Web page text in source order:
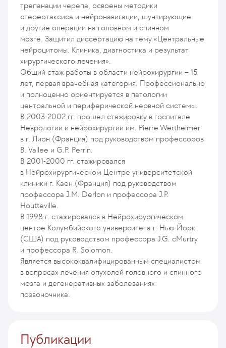
трепанации черепа, освоены методики
стереотаксиса и нейронавигации, шунтирующие
и другие операции на головном и спинном
мозге. Защитил диссертацию на тему «Центральные
нейроцитомы. Клиника, диагностика и результат
хирургического лечения».
Общий стаж работы в области нейрохирургии – 15
лет, первая врачебная категория. Профессионально
и полноценно ориентируется в патологии
центральной и периферической нервной системы.
В 2003-2002 гг. прошел стажировку в госпитале
Неврологии и нейрохирургии им. Pierre Wertheimer
в г. Лион (Франция) под руководством профессоров
B. Vallee и G.P. Perrin.
В 2001-2000 гг. стажировался
в Нейрохирургическом Центре университетской
клиники г. Каен (Франция) под руководством
профессора J.M. Derlon и профессора J.P.
Houtteville.
В 1998 г. стажировался в Нейрохирургическом
центре Колумбийского университета г. Нью-Йорк
(США) под руководством профессора J.G. cMurtry
и профессора R. Solomon.
Является высококвалифицированным специалистом
в вопросах лечения опухолей головного и спинного
мозга и дегенеративных заболеваниях
позвоночника.
Публикации